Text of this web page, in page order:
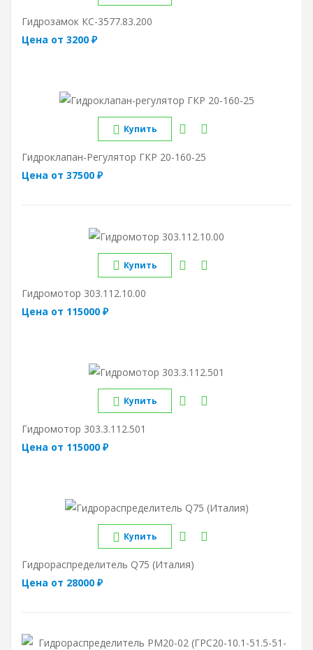
Гидрозамок КС-3577.83.200
Цена от 3200 ₽
Купить
Гидроклапан-Регулятор ГКР 20-160-25
Цена от 37500 ₽
Купить
Гидромотор 303.112.10.00
Цена от 115000 ₽
Купить
Гидромотор 303.3.112.501
Цена от 115000 ₽
Купить
Гидрораспределитель Q75 (Италия)
Цена от 28000 ₽